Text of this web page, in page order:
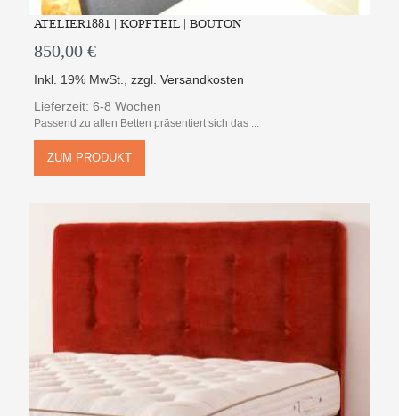
ATELIER1881 | KOPFTEIL | BOUTON
850,00 €
Inkl. 19% MwSt. ,zzgl.Versandkosten
Lieferzeit: 6-8 Wochen
Passend zu allen Betten präsentiert sich das ...
ZUM PRODUKT